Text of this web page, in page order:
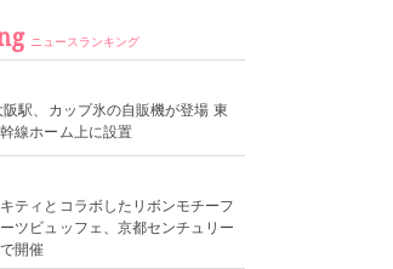
ニュースランキング
阪駅、カップ氷の自販機が登場 東
線ホーム上に設置
ティとコラボしたリボンモチーフ
ツビュッフェ、京都センチュリー
開催